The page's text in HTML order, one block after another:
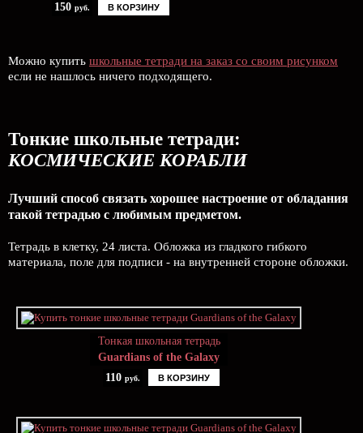
150 руб. В КОРЗИНУ
Можно купить школьные тетради на заказ со своим рисунком
если не нашлось ничего подходящего.
Тонкие школьные тетради:
КОСМИЧЕСКИЕ КОРАБЛИ
Лучший способ связать хорошее настроение от обладания
такой тетрадью c любимым предметом.
Тетрадь в клетку, 24 листа. Обложка из гладкого гибкого
материала, поле для подписи - на внутренней стороне обложки.
Тонкая школьная тетрадь
Guardians of the Galaxy
110 руб. В КОРЗИНУ